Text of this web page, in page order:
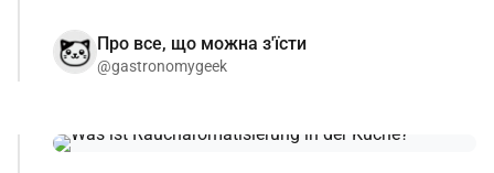
Про все, що можна з'їсти
@gastronomygeek